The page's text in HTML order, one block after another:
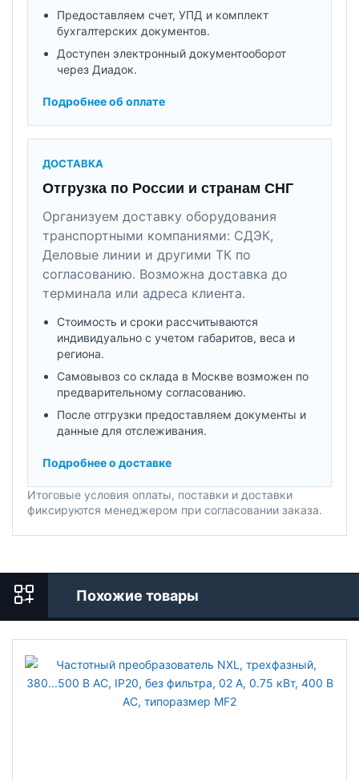
Предоставляем счет, УПД и комплект
бухгалтерских документов.
Доступен электронный документооборот
через Диадок.
Подробнее об оплате
ДОСТАВКА
Отгрузка по России и странам СНГ
Организуем доставку оборудования
транспортными компаниями: СДЭК,
Деловые линии и другими ТК по
согласованию. Возможна доставка до
терминала или адреса клиента.
Стоимость и сроки рассчитываются
индивидуально с учетом габаритов, веса и
региона.
Самовывоз со склада в Москве возможен по
предварительному согласованию.
После отгрузки предоставляем документы и
данные для отслеживания.
Подробнее о доставке
Итоговые условия оплаты, поставки и доставки
фиксируются менеджером при согласовании заказа.
Похожие товары